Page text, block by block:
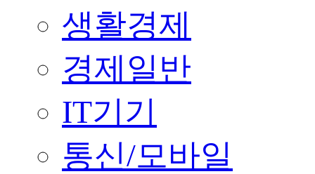
생활경제
경제일반
IT기기
통신/모바일